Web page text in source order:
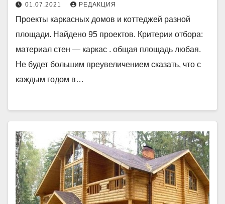
01.07.2021 РЕДАКЦИЯ
Проекты каркасных домов и коттеджей разной
площади. Найдено 95 проектов. Критерии отбора:
материал стен — каркас . общая площадь любая.
Не будет большим преувеличением сказать, что с
каждым годом в…